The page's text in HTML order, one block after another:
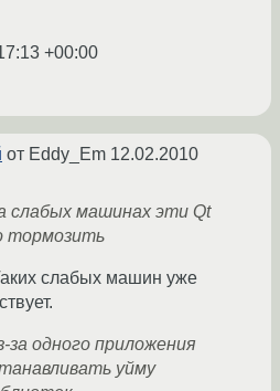
+00:00
от Eddy_Em 12.02.2010
слабых машинах эти Qt
тормозить
слабых машин уже
за одного приложения
уйму